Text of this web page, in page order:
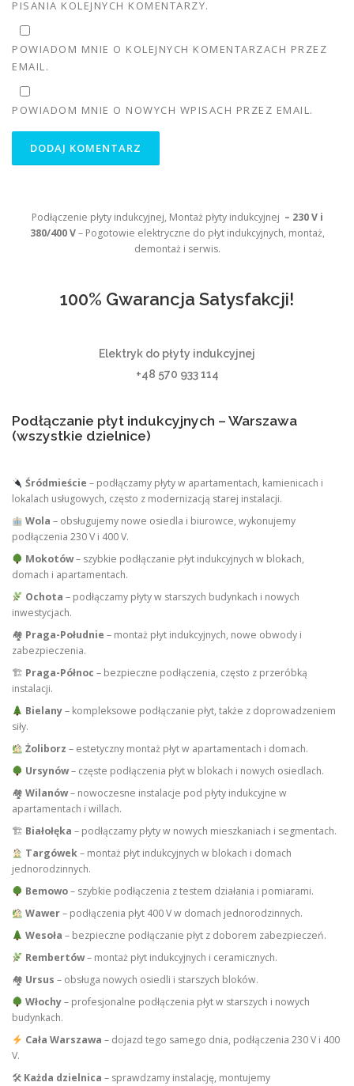
PISANIA KOLEJNYCH KOMENTARZY.
POWIADOM MNIE O KOLEJNYCH KOMENTARZACH PRZEZ
EMAIL.
POWIADOM MNIE O NOWYCH WPISACH PRZEZ EMAIL.
Podłączenie płyty indukcyjnej, Montaż płyty indukcyjnej – 230 V i
380/400 V– Pogotowie elektryczne do płyt indukcyjnych, montaż,
demontaż i serwis.
100% Gwarancja Satysfakcji!
Elektryk do płyty indukcyjnej
+48 570 933 114
Podłączanie płyt indukcyjnych – Warszawa
(wszystkie dzielnice)
Śródmieście – podłączamy płyty w apartamentach, kamienicach i
lokalach usługowych, często z modernizacją starej instalacji.
Wola – obsługujemy nowe osiedla i biurowce, wykonujemy
podłączenia 230 V i 400 V.
Mokotów– szybkie podłączanie płyt indukcyjnych w blokach,
domach i apartamentach.
Ochota – podłączamy płyty w starszych budynkach i nowych
inwestycjach.
🏘 Praga-Południe – montaż płyt indukcyjnych, nowe obwody i
zabezpieczenia.
🏗 Praga-Północ – bezpieczne podłączenia, często z przeróbką
instalacji.
Bielany– kompleksowe podłączanie płyt, także z doprowadzeniem
siły.
Żoliborz – estetyczny montaż płyt w apartamentach i domach.
Ursynów– częste podłączenia płyt w blokach i nowych osiedlach.
🏘 Wilanów– nowoczesne instalacje pod płyty indukcyjne w
apartamentach i willach.
🏗 Białołęka – podłączamy płyty w nowych mieszkaniach i segmentach.
Targówek– montaż płyt indukcyjnych w blokach i domach
jednorodzinnych.
Bemowo– szybkie podłączenia z testem działania i pomiarami.
Wawer– podłączenia płyt 400 V w domach jednorodzinnych.
Wesoła – bezpieczne podłączanie płyt z doborem zabezpieczeń.
Rembertów– montaż płyt indukcyjnych i ceramicznych.
🏘 Ursus – obsługa nowych osiedli i starszych bloków.
Włochy– profesjonalne podłączenia płyt w starszych i nowych
budynkach.
Cała Warszawa – dojazd tego samego dnia, podłączenia 230 V i 400
V.
🛠 Każda dzielnica – sprawdzamy instalację, montujemy